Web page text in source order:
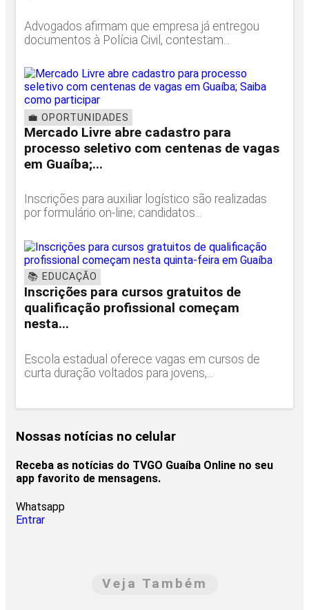
Advogados afirmam que empresa já entregou
documentos à Polícia Civil, contestam...
💼 OPORTUNIDADES
Mercado Livre abre cadastro para
processo seletivo com centenas de vagas
em Guaíba;...
Inscrições para auxiliar logístico são realizadas
por formulário on-line; candidatos...
📚 EDUCAÇÃO
Inscrições para cursos gratuitos de
qualificação profissional começam
nesta...
Escola estadual oferece vagas em cursos de
curta duração voltados para jovens,...
Nossas notícias no celular
Receba as notícias do TVGO Guaíba Online no seu
app favorito de mensagens.
Whatsapp
Entrar
Veja Também